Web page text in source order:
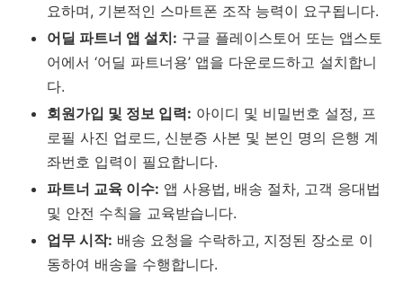
요하며, 기본적인 스마트폰 조작 능력이 요구됩니다.
어딜 파트너 앱 설치: 구글 플레이스토어 또는 앱스토
어에서 ‘어딜 파트너용’ 앱을 다운로드하고 설치합니
다.
회원가입 및 정보 입력: 아이디 및 비밀번호 설정, 프
로필 사진 업로드, 신분증 사본 및 본인 명의 은행 계
좌번호 입력이 필요합니다.
파트너 교육 이수: 앱 사용법, 배송 절차, 고객 응대법
및 안전 수칙을 교육받습니다.
업무 시작: 배송 요청을 수락하고, 지정된 장소로 이
동하여 배송을 수행합니다.